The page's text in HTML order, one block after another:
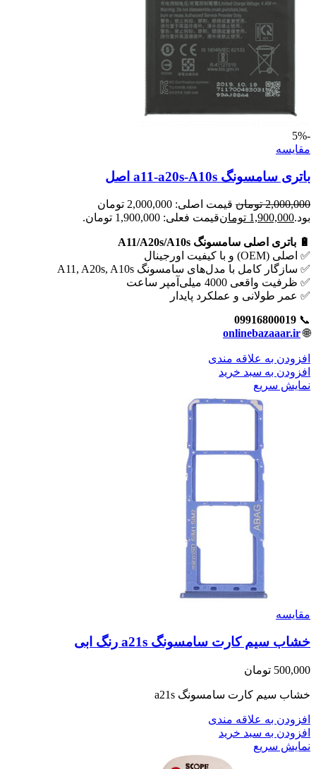
-5%
مقايسه
باتری سامسونگ a11-a20s-A10s اصل
2,000,000 تومان
قیمت اصلی: 2,000,000 تومان
بود.1,900,000 تومانقیمت فعلی: 1,900,000 تومان.
🔋 باتری اصلی سامسونگ A11/A20s/A10s
✅ اصلی (OEM) و با کیفیت اورجینال
✅ سازگار کامل با مدل‌های سامسونگ A11, A20s, A10s
✅ ظرفیت واقعی 4000 میلی‌آمپر ساعت
✅ عمر طولانی و عملکرد پایدار
📞
09916800019
🌐
onlinebazaaar.ir
افزودن به علاقه مندی
افزودن به سبد خرید
نمایش سریع
مقايسه
خشاب سیم کارت سامسونگ a21s رنگ ابی
500,000 تومان
خشاب سیم کارت سامسونگ a21s
افزودن به علاقه مندی
افزودن به سبد خرید
نمایش سریع